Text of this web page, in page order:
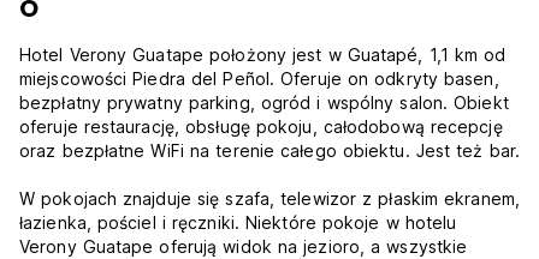
O
Hotel Verony Guatape położony jest w Guatapé, 1,1 km od
miejscowości Piedra del Peñol. Oferuje on odkryty basen,
bezpłatny prywatny parking, ogród i wspólny salon. Obiekt
oferuje restaurację, obsługę pokoju, całodobową recepcję
oraz bezpłatne WiFi na terenie całego obiektu. Jest też bar.
W pokojach znajduje się szafa, telewizor z płaskim ekranem,
łazienka, pościel i ręczniki. Niektóre pokoje w hotelu
Verony Guatape oferują widok na jezioro, a wszystkie